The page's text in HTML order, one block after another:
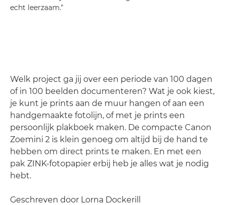
echt leerzaam."
Welk project ga jij over een periode van 100 dagen
of in 100 beelden documenteren? Wat je ook kiest,
je kunt je prints aan de muur hangen of aan een
handgemaakte fotolijn, of met je prints een
persoonlijk plakboek maken. De compacte Canon
Zoemini 2 is klein genoeg om altijd bij de hand te
hebben om direct prints te maken. En met een
pak ZINK-fotopapier erbij heb je alles wat je nodig
hebt.
Geschreven door Lorna Dockerill